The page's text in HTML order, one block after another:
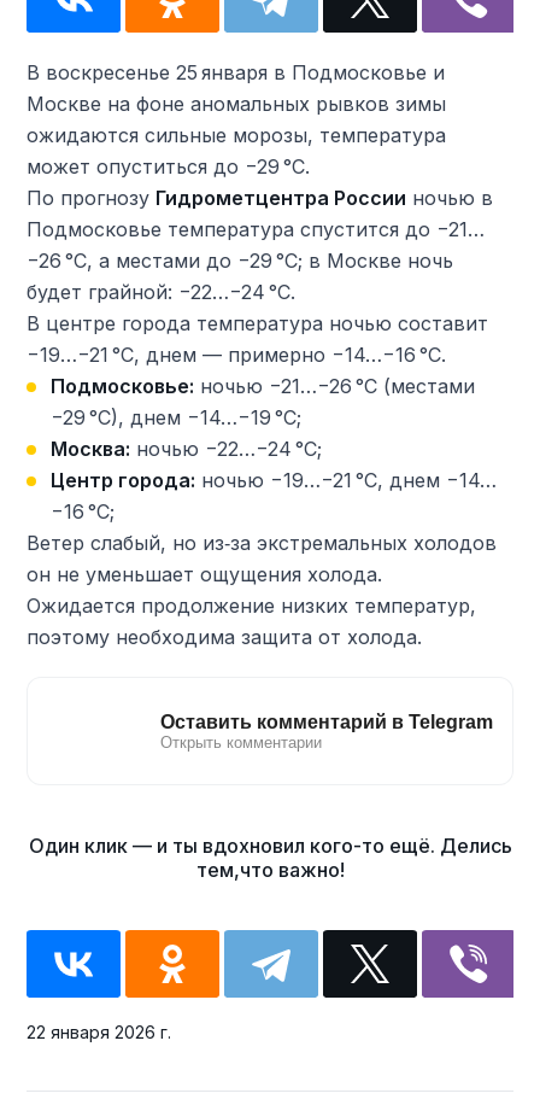
В воскресенье 25 января в Подмосковье и
Москве на фоне аномальных рывков зимы
ожидаются сильные морозы, температура
может опуститься до −29 °C.
По прогнозу Гидрометцентра России ночью в
Подмосковье температура спустится до −21…
−26 °C, а местами до −29 °C; в Москве ночь
будет грайной: −22…−24 °C.
В центре города температура ночью составит
−19…−21 °C, днем — примерно −14…−16 °C.
Подмосковье: ночью −21…−26 °C (местами
−29 °C), днем −14…−19 °C;
Москва: ночью −22…−24 °C;
Центр города: ночью −19…−21 °C, днем −14…
−16 °C;
Ветер слабый, но из‑за экстремальных холодов
он не уменьшает ощущения холода.
Ожидается продолжение низких температур,
поэтому необходима защита от холода.
22 января 2026 г.